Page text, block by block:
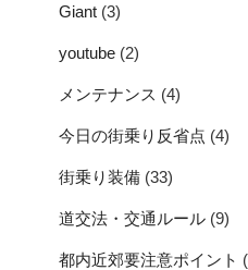
Giant (3)
youtube (2)
メンテナンス (4)
今日の街乗り反省点 (4)
街乗り装備 (33)
道交法・交通ルール (9)
都内近郊要注意ポイント